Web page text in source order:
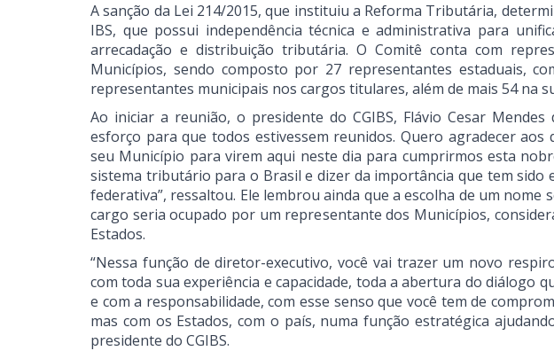
A sanção da Lei 214/2015, que instituiu a Reforma Tributária,
IBS, que possui independência técnica e administrativa para
arrecadação e distribuição tributária. O Comitê conta com
Municípios, sendo composto por 27 representantes estaduais,
representantes municipais nos cargos titulares, além de mais 54 na
Ao iniciar a reunião, o presidente do CGIBS, Flávio Cesar
esforço para que todos estivessem reunidos. Quero agradecer
seu Município para virem aqui neste dia para cumprirmos esta
sistema tributário para o Brasil e dizer da importância que tem sido
federativa”, ressaltou. Ele lembrou ainda que a escolha de um
cargo seria ocupado por um representante dos Municípios,
Estados.
“Nessa função de diretor-executivo, você vai trazer um novo
com toda sua experiência e capacidade, toda a abertura do diálogo
e com a responsabilidade, com esse senso que você tem de
mas com os Estados, com o país, numa função estratégica
presidente do CGIBS.